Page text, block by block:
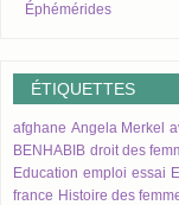
Éphémérides
ÉTIQUETTES
afghane Angela Merkel
BENHABIB droit des
Education emploi essai
france Histoire des